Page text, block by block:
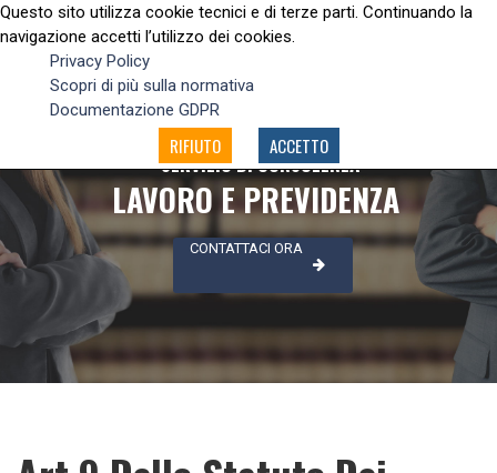
SERVIZIO DI CONSULENZA
LAVORO E PREVIDENZA
CONTATTACI ORA
Questo sito utilizza cookie tecnici e di terze parti. Continuando la
navigazione accetti l’utilizzo dei cookies.
Privacy Policy
Scopri di più sulla normativa
Documentazione GDPR
RIFIUTO ACCETTO